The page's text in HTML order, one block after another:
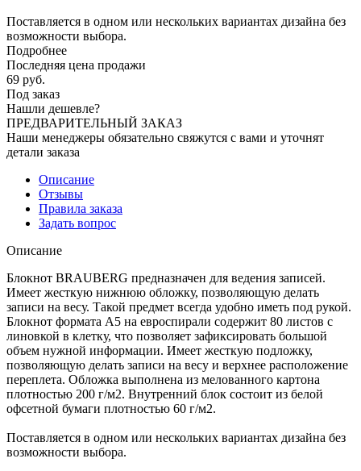
Поставляется в одном или нескольких вариантах дизайна без
возможности выбора.
Подробнее
Последняя цена продажи
69 руб.
Под заказ
Нашли дешевле?
ПРЕДВАРИТЕЛЬНЫЙ ЗАКАЗ
Наши менеджеры обязательно свяжутся с вами и уточнят
детали заказа
Описание
Отзывы
Правила заказа
Задать вопрос
Описание
Блокнот BRAUBERG предназначен для ведения записей.
Имеет жесткую нижнюю обложку, позволяющую делать
записи на весу. Такой предмет всегда удобно иметь под рукой.
Блокнот формата А5 на евроспирали содержит 80 листов с
линовкой в клетку, что позволяет зафиксировать большой
объем нужной информации. Имеет жесткую подложку,
позволяющую делать записи на весу и верхнее расположение
переплета. Обложка выполнена из мелованного картона
плотностью 200 г/м2. Внутренний блок состоит из белой
офсетной бумаги плотностью 60 г/м2.
Поставляется в одном или нескольких вариантах дизайна без
возможности выбора.